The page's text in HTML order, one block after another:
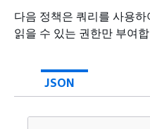
다음 정책은 쿼리를 사용
읽을 수 있는 권한만 부여
JSON